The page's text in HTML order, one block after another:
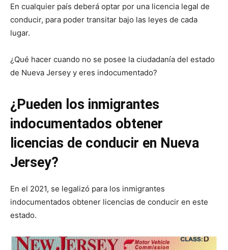
En cualquier país deberá optar por una licencia legal de
conducir, para poder transitar bajo las leyes de cada
lugar.
¿Qué hacer cuando no se posee la ciudadanía del estado
de Nueva Jersey y eres indocumentado?
¿Pueden los inmigrantes
indocumentados obtener
licencias de conducir en Nueva
Jersey?
En el 2021, se legalizó para los inmigrantes
indocumentados obtener licencias de conducir en este
estado.